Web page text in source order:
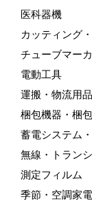
医科器機
カッティング
チューブマー
電動工具
運搬・物流用品
梱包機器・梱
蓄電システム
無線・トラン
測定フィルム
季節・空調家電